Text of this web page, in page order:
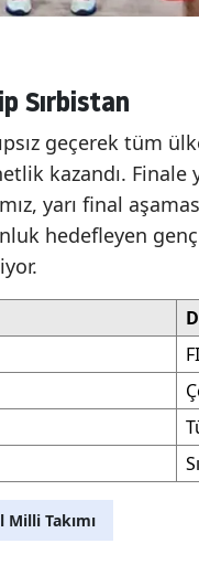
Sırbistan
geçerek tüm
kazandı.
yarı final
hedefleyen genç
Takımı